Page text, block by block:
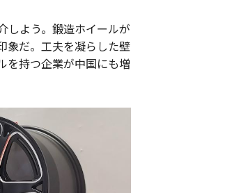
しよう。鍛造ホイールが
象だ。工夫を凝らした壁
を持つ企業が中国にも増